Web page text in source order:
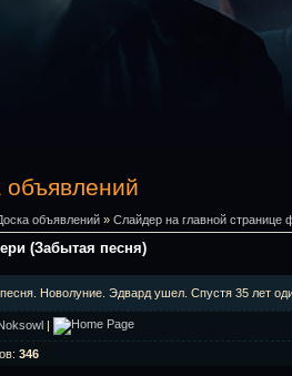
объявлений
объявлений » Слайдер на главной странице
(Забытая песня)
Новолуние. Эдвард ушел. Спустя 35 лет
|
: 346